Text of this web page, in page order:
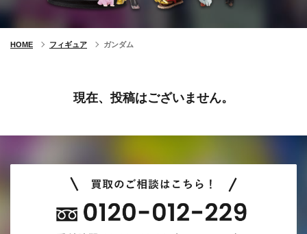
HOME フィギュア ガンダム
現在、投稿はございません。